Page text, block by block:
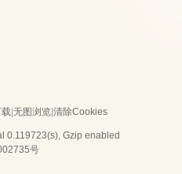
无图浏览 清除Cookies
0.119723(s), Gzip enabled
号